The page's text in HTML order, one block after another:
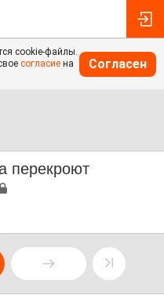
cookie-файлы.
согласие на
Согласен
перекроют